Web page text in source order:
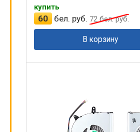
купить
60 бел. руб. 72бел. руб.
В корзину